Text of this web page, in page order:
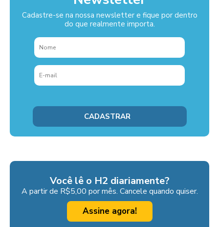
Cadastre-se na nossa newsletter e fique por dentro
do que realmente importa.
Você lê o H2 diariamente?
A partir de R$5,00 por mês. Cancele quando quiser.
Assine agora!